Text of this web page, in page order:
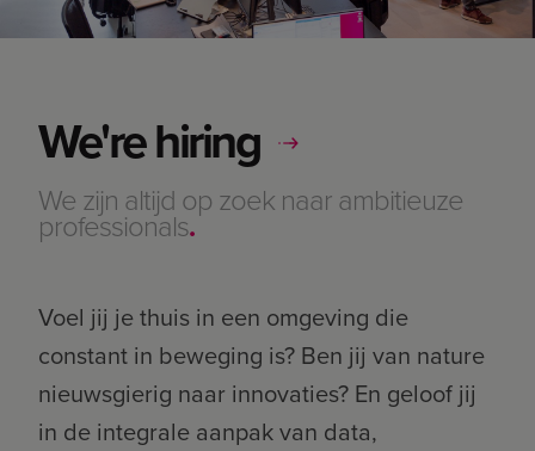
We're hiring
We zijn altijd op zoek naar ambitieuze
professionals.
Voel jij je thuis in een omgeving die
constant in beweging is? Ben jij van nature
nieuwsgierig naar innovaties? En geloof jij
in de integrale aanpak van data,